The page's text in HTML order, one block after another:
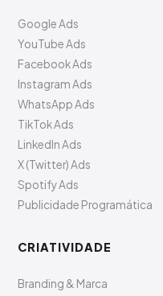
Google Ads
YouTube Ads
Facebook Ads
Instagram Ads
WhatsApp Ads
TikTok Ads
LinkedIn Ads
X (Twitter) Ads
Spotify Ads
Publicidade Programática
CRIATIVIDADE
Branding & Marca